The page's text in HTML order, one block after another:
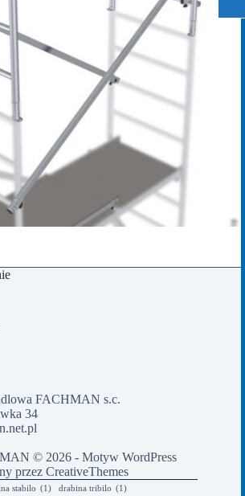
FACHMAN s.c.
34
© 2026 - Motyw WordPress
przez CreativeThemes
stabilo (1) drabina tribilo (1)